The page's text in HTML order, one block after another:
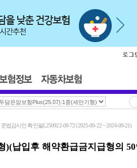
준법감시인 확인필L250922-09-72 (2025-09-22 ~ 2026-09-21)
)(납입후 해약환급금지급형의